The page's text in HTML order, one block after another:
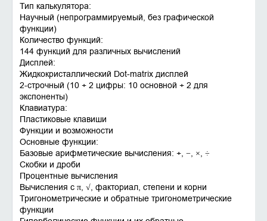
Тип калькулятора:
Научный (непрограммируемый, без графической
функции)
Количество функций:
144 функций для различных вычислений
Дисплей:
Жидкокристаллический Dot-matrix дисплей
2-строчный (10 + 2 цифры: 10 основной + 2 для
экспоненты)
Клавиатура:
Пластиковые клавиши
Функции и возможности
Основные функции:
Базовые арифметические вычисления: +, −, ×, ÷
Скобки и дроби
Процентные вычисления
Вычисления с π, √, факториал, степени и корни
Тригонометрические и обратные тригонометрические
функции